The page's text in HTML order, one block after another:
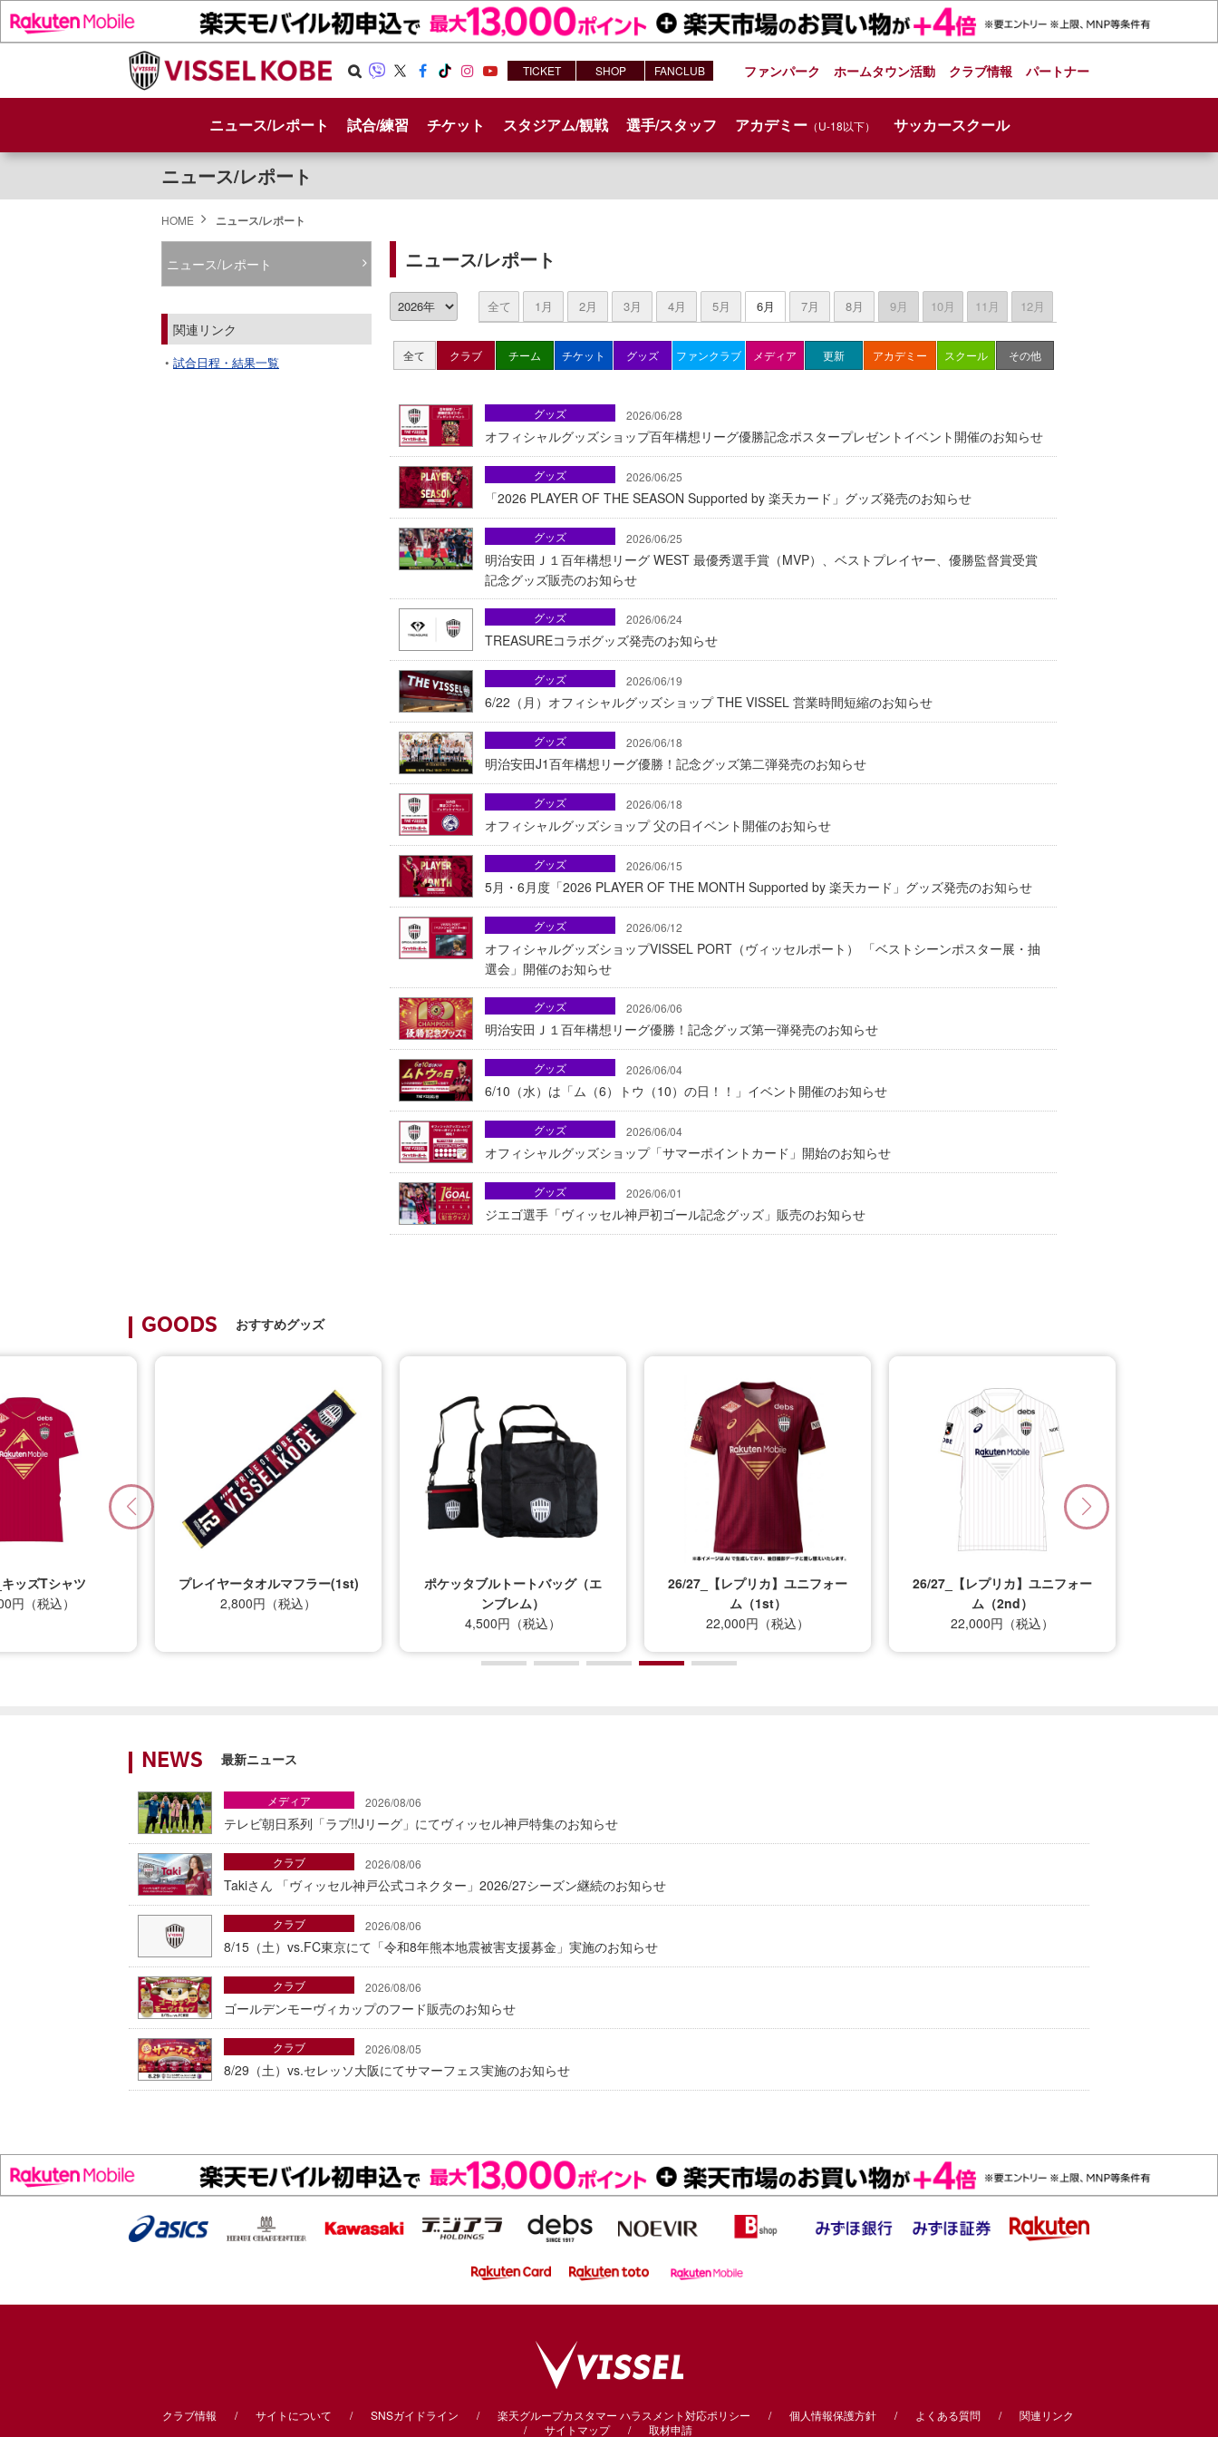
h
am e
ニュース/レポート 試合/練習 チケット スタジアム/観戦 選手/スタッフ アカデミー（U-18以下） サッカースクール
ファンパーク ホームタウン活動 クラブ情報 パートナー
TICKET SHOP FANCLUB
ニュース/レポート
HOME ニュース/レポート
ニュース/レポート
全て 1月 2月 3月 4月 5月 6月 7月 8月 9月 10月 11月 12月
全て クラブ チーム チケット グッズ ファンクラブ メディア 更新 アカデミー スクール その他
2026/06/28
オフィシャルグッズショップ百年構想リーグ優勝記念ポスタープレゼントイベント開催のお知らせ
グッズ
2026/06/25
「2026 PLAYER OF THE SEASON Supported by 楽天カード」グッズ発売のお知らせ
グッズ
2026/06/25
明治安田Ｊ１百年構想リーグ WEST 最優秀選手賞（MVP）、ベストプレイヤー、優勝監督賞受賞
記念グッズ販売のお知らせ
グッズ
2026/06/24
TREASUREコラボグッズ発売のお知らせ
グッズ
2026/06/19
6/22（月）オフィシャルグッズショップ THE VISSEL 営業時間短縮のお知らせ
グッズ
2026/06/18
明治安田J1百年構想リーグ優勝！記念グッズ第二弾発売のお知らせ
グッズ
2026/06/18
オフィシャルグッズショップ 父の日イベント開催のお知らせ
グッズ
2026/06/15
5月・6月度「2026 PLAYER OF THE MONTH Supported by 楽天カード」グッズ発売のお知らせ
グッズ
2026/06/12
オフィシャルグッズショップVISSEL PORT（ヴィッセルポート） 「ベストシーンポスター展・抽
選会」開催のお知らせ
グッズ
2026/06/06
明治安田Ｊ１百年構想リーグ優勝！記念グッズ第一弾発売のお知らせ
グッズ
2026/06/04
6/10（水）は「ム（6）トウ（10）の日！！」イベント開催のお知らせ
グッズ
2026/06/04
オフィシャルグッズショップ「サマーポイントカード」開始のお知らせ
グッズ
2026/06/01
ジエゴ選手「ヴィッセル神戸初ゴール記念グッズ」販売のお知らせ
グッズ
ニュース/レポート
関連リンク
試合日程・結果一覧
GOODS おすすめグッズ
Tシャツ
税込）
プレイヤータオルマフラー(1st)
2,800円（税込）
ポケッタブルトートバッグ（エ
ンブレム）
4,500円（税込）
26/27_【レプリカ】ユニフォー
ム（1st）
22,000円（税込）
26/27_【レプリカ】ユニフォー
ム（2nd）
22,000円（税込）
NEWS 最新ニュース
2026/08/06
テレビ朝日系列「ラブ!!Jリーグ」にてヴィッセル神戸特集のお知らせ
メディア
2026/08/06
Takiさん 「ヴィッセル神戸公式コネクター」2026/27シーズン継続のお知らせ
クラブ
2026/08/06
8/15（土）vs.FC東京にて「令和8年熊本地震被害支援募金」実施のお知らせ
クラブ
2026/08/06
ゴールデンモーヴィカップのフード販売のお知らせ
クラブ
2026/08/05
8/29（土）vs.セレッソ大阪にてサマーフェス実施のお知らせ
クラブ
クラブ情報 サイトについて SNSガイドライン 楽天グループカスタマー ハラスメント対応ポリシー 個人情報保護方針 よくある質問
関連リンク
サイトマップ
取材申請